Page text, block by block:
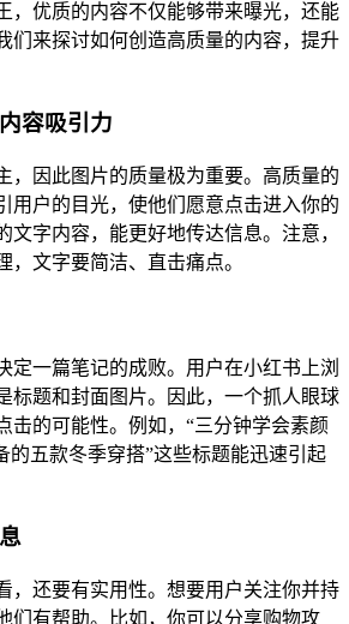
，优质的内容不仅能够带来曝光，还能
们来探讨如何创造高质量的内容，提升
容吸引力
，因此图片的质量极为重要。高质量的
用户的目光，使他们愿意点击进入你的
文字内容，能更好地传达信息。注意，
，文字要简洁、直击痛点。
定一篇笔记的成败。用户在小红书上浏
标题和封面图片。因此，一个抓人眼球
击的可能性。例如，“三分钟学会素颜
的五款冬季穿搭”这些标题能迅速引起
，还要有实用性。想要用户关注你并持
们有帮助。比如，你可以分享购物攻